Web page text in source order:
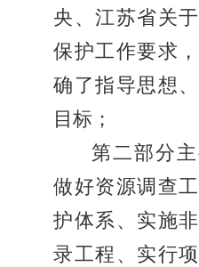
央、江苏省关
保护工作要求
确了指导思想
目标；
第二部分
做好资源调查
护体系、实施
录工程、实行